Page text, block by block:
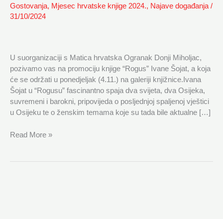
Gostovanja, Mjesec hrvatske knjige 2024., Najave događanja /
31/10/2024
U suorganizaciji s Matica hrvatska Ogranak Donji Miholjac,
pozivamo vas na promociju knjige “Rogus” Ivane Šojat, a koja
će se održati u ponedjeljak (4.11.) na galeriji knjižnice.Ivana
Šojat u “Rogusu” fascinantno spaja dva svijeta, dva Osijeka,
suvremeni i barokni, pripovijeda o posljednjoj spaljenoj vještici
u Osijeku te o ženskim temama koje su tada bile aktualne […]
Šojat
Read More »